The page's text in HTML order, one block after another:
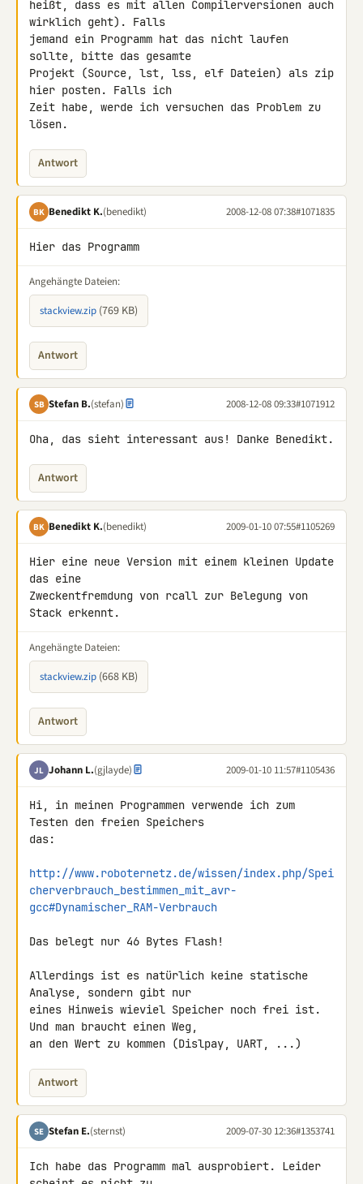
heißt, dass es mit allen Compilerversionen auch
wirklich geht). Falls
jemand ein Programm hat das nicht laufen
sollte, bitte das gesamte
Projekt (Source, lst, lss, elf Dateien) als zip
hier posten. Falls ich
Zeit habe, werde ich versuchen das Problem zu
lösen.
Antwort
BK Benedikt K.(benedikt) 2008-12-08 07:38#1071835
Hier das Programm
Angehängte Dateien:
stackview.zip (769 KB)
Antwort
SB Stefan B.(stefan) 2008-12-08 09:33#1071912
Oha, das sieht interessant aus! Danke Benedikt.
Antwort
BK Benedikt K.(benedikt) 2009-01-10 07:55#1105269
Hier eine neue Version mit einem kleinen Update
das eine
Zweckentfremdung von rcall zur Belegung von
Stack erkennt.
Angehängte Dateien:
stackview.zip (668 KB)
Antwort
JL Johann L.(gjlayde) 2009-01-10 11:57#1105436
Hi, in meinen Programmen verwende ich zum
Testen den freien Speichers
das:
http://www.roboternetz.de/wissen/index.php/Spei
cherverbrauch_bestimmen_mit_avr-
gcc#Dynamischer_RAM-Verbrauch
Das belegt nur 46 Bytes Flash!
Allerdings ist es natürlich keine statische
Analyse, sondern gibt nur
eines Hinweis wieviel Speicher noch frei ist.
Und man braucht einen Weg,
an den Wert zu kommen (Dislpay, UART, ...)
Antwort
SE Stefan E.(sternst) 2009-07-30 12:36#1353741
Ich habe das Programm mal ausprobiert. Leider